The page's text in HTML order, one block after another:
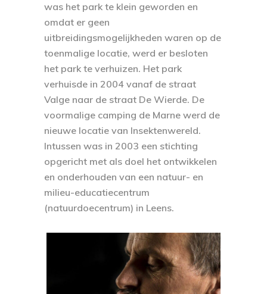
was het park te klein geworden en
omdat er geen
uitbreidingsmogelijkheden waren op de
toenmalige locatie, werd er besloten
het park te verhuizen. Het park
verhuisde in 2004 vanaf de straat
Valge naar de straat De Wierde. De
voormalige camping de Marne werd de
nieuwe locatie van Insektenwereld.
Intussen was in 2003 een stichting
opgericht met als doel het ontwikkelen
en onderhouden van een natuur- en
milieu-educatiecentrum
(natuurdoecentrum) in Leens.